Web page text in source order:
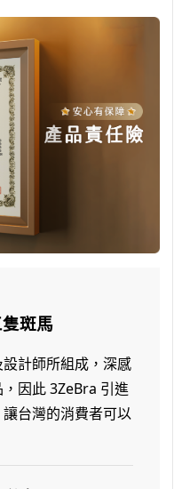
斑馬
計師所組成，深感
因此 3ZeBra 引進
台灣的消費者可以